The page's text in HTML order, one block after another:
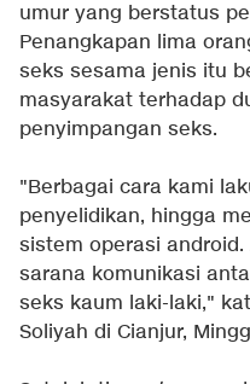
umur yang berstatus
Penangkapan lima
seks sesama jenis itu
masyarakat terhadap
penyimpangan seks.
"Berbagai cara kami
penyelidikan, hingga
sistem operasi
sarana komunikasi
seks kaum laki-laki,"
Soliyah di Cianjur,